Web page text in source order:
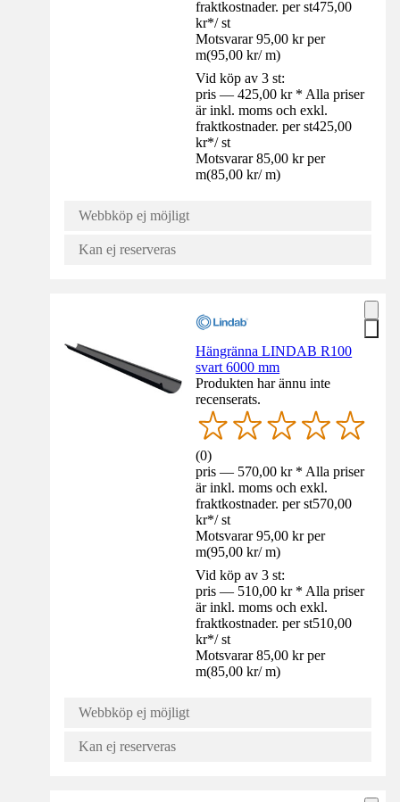
fraktkostnader. per st475,00
kr*/ st
Motsvarar 95,00 kr per
m(95,00 kr/ m)
Vid köp av 3 st:
pris — 425,00 kr * Alla priser
är inkl. moms och exkl.
fraktkostnader. per st425,00
kr*/ st
Motsvarar 85,00 kr per
m(85,00 kr/ m)
Webbköp ej möjligt
Kan ej reserveras
Hängränna LINDAB R100
svart 6000 mm
Produkten har ännu inte
recenserats.
(0)
pris — 570,00 kr * Alla priser
är inkl. moms och exkl.
fraktkostnader. per st570,00
kr*/ st
Motsvarar 95,00 kr per
m(95,00 kr/ m)
Vid köp av 3 st:
pris — 510,00 kr * Alla priser
är inkl. moms och exkl.
fraktkostnader. per st510,00
kr*/ st
Motsvarar 85,00 kr per
m(85,00 kr/ m)
Webbköp ej möjligt
Kan ej reserveras